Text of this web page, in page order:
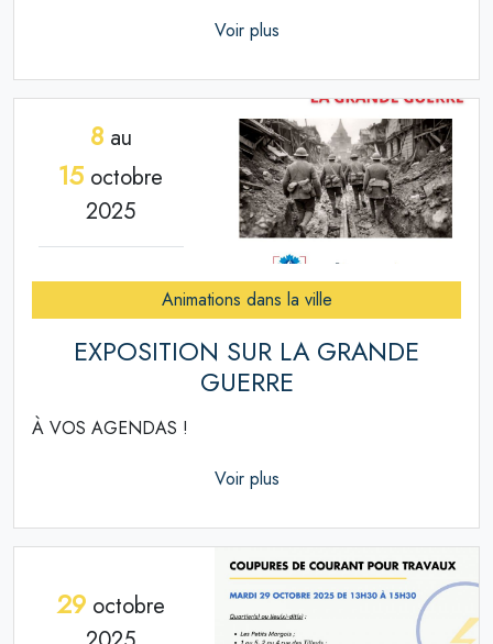
Voir plus
8au
15 octobre
2025
Animations dans la ville
EXPOSITION SUR LA GRANDE
GUERRE
À VOS AGENDAS !
Voir plus
29octobre